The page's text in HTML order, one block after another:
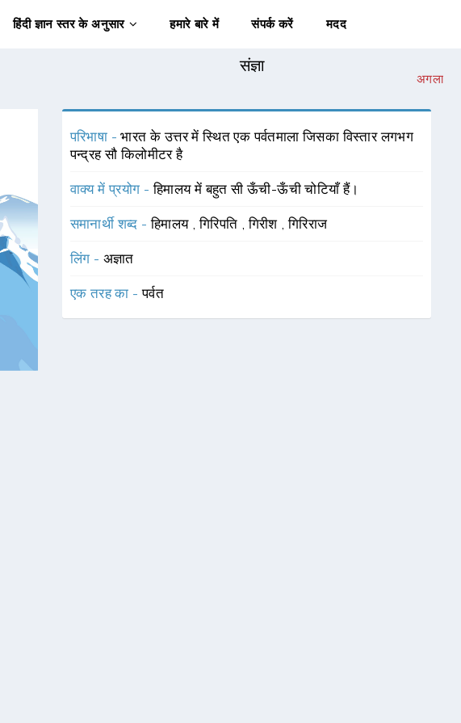
हिंदी ज्ञान स्तर के अनुसार हमारे बारे में संपर्क करें मदद
संज्ञा
अगला
परिभाषा -भारत के उत्तर में स्थित एक पर्वतमाला जिसका विस्तार लगभग
पन्द्रह सौ किलोमीटर है
वाक्य में प्रयोग -हिमालय में बहुत सी ऊँची-ऊँची चोटियाँ हैं।
समानार्थी शब्द -हिमालय ,गिरिपति ,गिरीश ,गिरिराज
लिंग - अज्ञात
एक तरह का -पर्वत